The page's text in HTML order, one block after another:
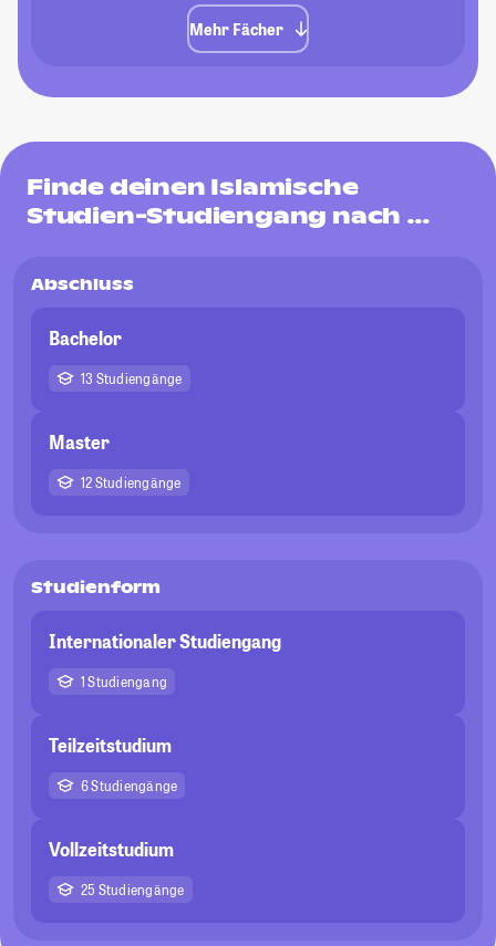
Mehr Fächer
Finde deinen Islamische
Studien-Studiengang nach …
Abschluss
Bachelor
13 Studiengänge
Master
12 Studiengänge
Studienform
Internationaler Studiengang
1 Studiengang
Teilzeitstudium
6 Studiengänge
Vollzeitstudium
25 Studiengänge